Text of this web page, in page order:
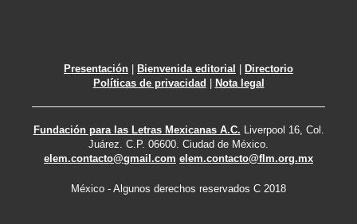
Presentación Bienvenida editorial
Directorio
Políticas de privacidad
Nota legal
Fundación para las Letras Mexicanas A.C. Liverpool 16, Col.
Juárez. C.P. 06600. Ciudad de México.
elem.contacto@gmail.com elem.contacto@flm.org.mx
México - Algunos derechos reservados C 2018